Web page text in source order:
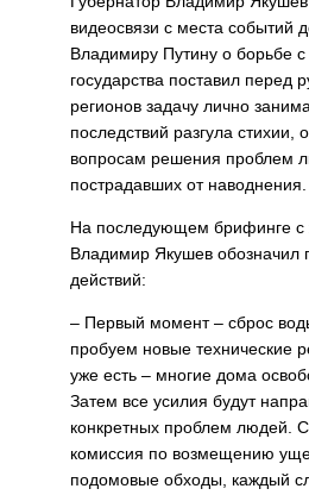
видеосвязи с места событий
Владимиру Пу­тину о борьбе
государства поставил перед
регио­нов задачу лично
последствий разгула стихии,
вопросам решения проблем
пострадавших от на­воднения.
На последующем брифин­ге с
Влади­мир Якушев обозначил
действий:
– Первый момент – сброс
про­буем новые технические
уже есть – многие дома
Затем все усилия будут
конкретных проблем людей.
комиссия по возмещению
подомовые обходы, каждый